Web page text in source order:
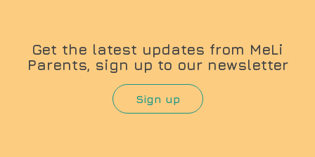
Get the latest updates from MeLi
Parents, sign up to our newsletter
Sign up